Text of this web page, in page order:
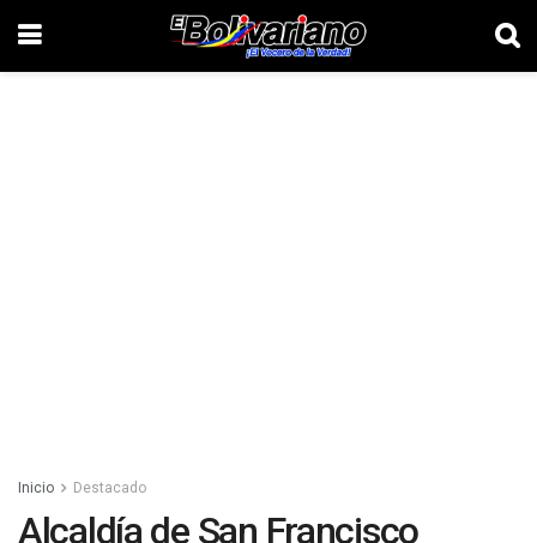
Inicio Destacado
Alcaldía de San Francisco